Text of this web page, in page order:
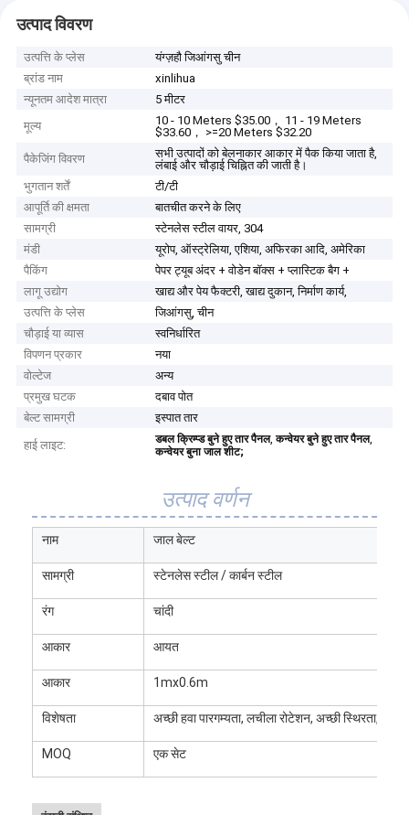
उत्पाद विवरण
उत्पत्ति के प्लेस
यंग्ज़हौ जिआंगसु चीन
ब्रांड नाम
xinlihua
न्यूनतम आदेश मात्रा
5 मीटर
मूल्य
10 - 10 Meters $35.00， 11 - 19 Meters
$33.60， >=20 Meters $32.20
पैकेजिंग विवरण
सभी उत्पादों को बेलनाकार आकार में पैक किया जाता है,
लंबाई और चौड़ाई चिह्नित की जाती है।
भुगतान शर्तें
टी/टी
आपूर्ति की क्षमता
बातचीत करने के लिए
सामग्री
स्टेनलेस स्टील वायर, 304
मंडी
यूरोप, ऑस्ट्रेलिया, एशिया, अफिरका आदि, अमेरिका
पैकिंग
पेपर ट्यूब अंदर + वोडेन बॉक्स + प्लास्टिक बैग +
लागू उद्योग
खाद्य और पेय फैक्टरी, खाद्य दुकान, निर्माण कार्य,
उत्पत्ति के प्लेस
जिआंगसु, चीन
चौड़ाई या व्यास
स्वनिर्धारित
विपणन प्रकार
नया
वोल्टेज
अन्य
प्रमुख घटक
दबाव पोत
बेल्ट सामग्री
इस्पात तार
हाई लाइट:
डबल क्रिम्प्ड बुने हुए तार पैनल,कन्वेयर बुने हुए तार पैनल,
कन्वेयर बुना जाल शीट;
उत्पाद वर्णन
नाम जाल बेल्ट
सामग्री स्टेनलेस स्टील / कार्बन स्टील
रंग चांदी
आकार आयत
आकार 1mx0.6m
विशेषता अच्छी हवा पारगम्यता, लचीला रोटेशन, अच्छी स्थिरता, उच्च
MOQ एक सेट